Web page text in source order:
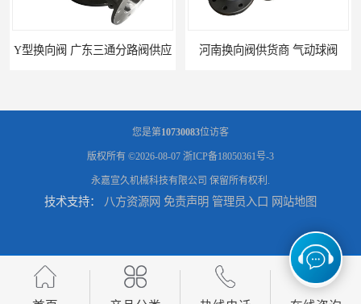
Y型换向阀 广东三通分路阀供应 河南换向阀供货商 气动球阀
河北气动球阀厂家 Y型换向阀 广东管路换向器公司 粉体分路阀
您是第10730083位访客
版权所有 ©2026-08-07 浙ICP备18050361号-3
永嘉宣久机械科技有限公司 保留所有权利.
技术支持： 八方资源网 免责声明 管理员入口 网站地图